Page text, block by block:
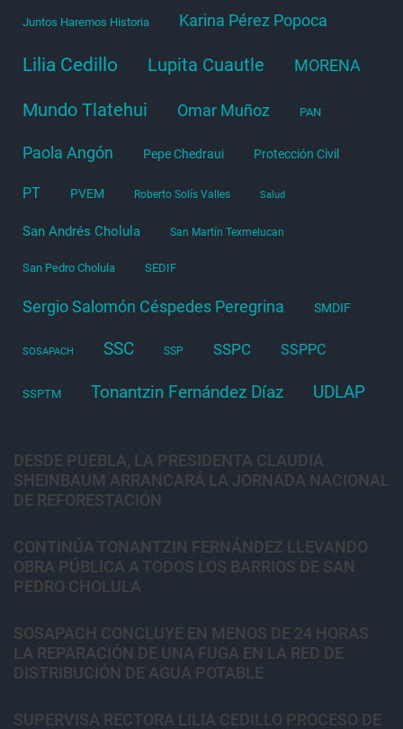
Juntos Haremos Historia Karina Pérez Popoca
Lilia Cedillo Lupita Cuautle MORENA
Mundo Tlatehui Omar Muñoz PAN
Paola Angón Pepe Chedraui Protección Civil
PT PVEM Roberto Solís Valles Salud
San Andrés Cholula San Martín Texmelucan
San Pedro Cholula SEDIF
Sergio Salomón Céspedes Peregrina SMDIF
SOSAPACH SSC SSP SSPC SSPPC
SSPTM Tonantzin Fernández Díaz UDLAP
DESDE PUEBLA, LA PRESIDENTA CLAUDIA
SHEINBAUM ARRANCARÁ LA JORNADA NACIONAL
DE REFORESTACIÓN
CONTINÚA TONANTZIN FERNÁNDEZ LLEVANDO
OBRA PÚBLICA A TODOS LOS BARRIOS DE SAN
PEDRO CHOLULA
SOSAPACH CONCLUYE EN MENOS DE 24 HORAS
LA REPARACIÓN DE UNA FUGA EN LA RED DE
DISTRIBUCIÓN DE AGUA POTABLE
SUPERVISA RECTORA LILIA CEDILLO PROCESO DE